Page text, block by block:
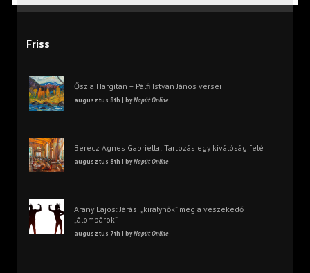
Friss
Ősz a Hargitán – Pálfi István János versei
augusztus 8th | byNapút Online
Berecz Ágnes Gabriella: Tartozás egy kiválóság felé
augusztus 8th | byNapút Online
Arany Lajos: Járási „királynők” meg a veszekedő
„álompárok”
augusztus 7th | byNapút Online